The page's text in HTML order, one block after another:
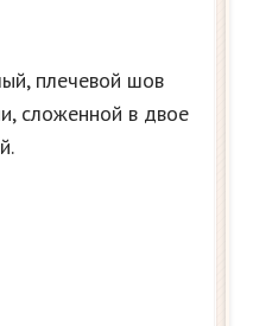
плечевой шов
сложенной в двое